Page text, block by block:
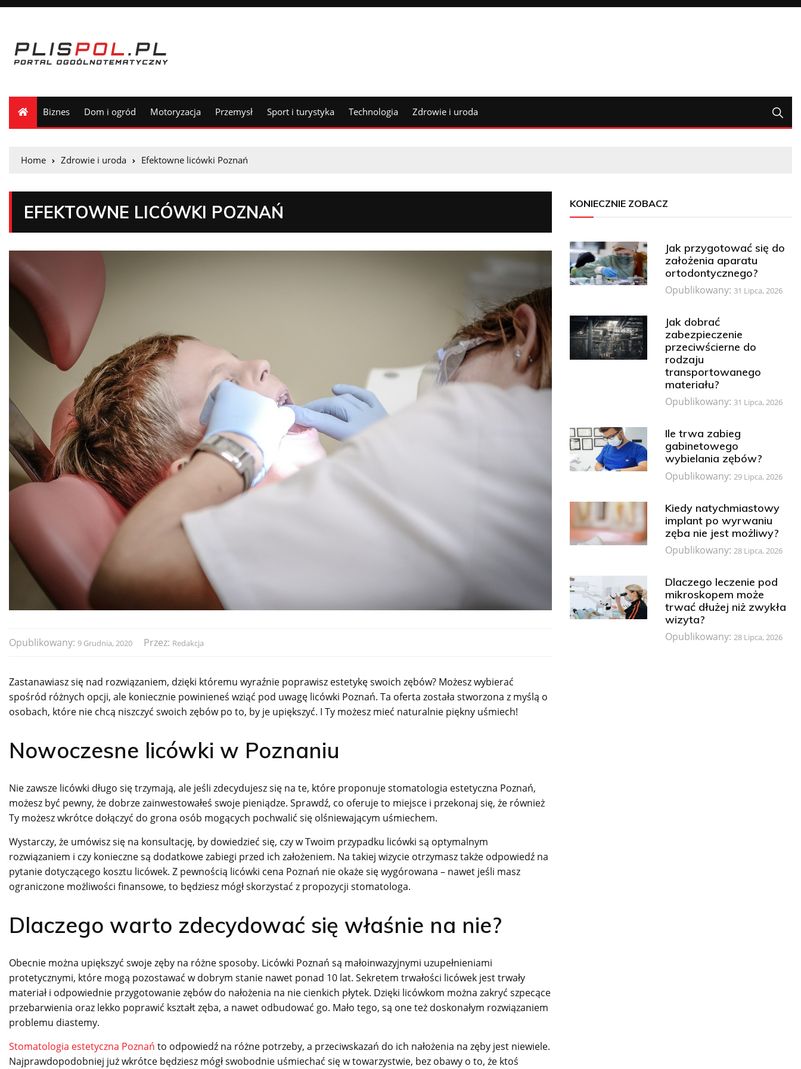
Biznes Dom i ogród Motoryzacja Przemysł Sport i turystyka Technologia Zdrowie i uroda
Home Zdrowie i uroda Efektowne licówki Poznań
EFEKTOWNE LICÓWKI POZNAŃ
Opublikowany: 9 Grudnia, 2020 Przez: Redakcja
Zastanawiasz się nad rozwiązaniem, dzięki któremu wyraźnie poprawisz estetykę swoich zębów? Możesz wybierać
spośród różnych opcji, ale koniecznie powinieneś wziąć pod uwagę licówki Poznań. Ta oferta została stworzona z myślą o
osobach, które nie chcą niszczyć swoich zębów po to, by je upiększyć. I Ty możesz mieć naturalnie piękny uśmiech!
Nowoczesne licówki w Poznaniu
Nie zawsze licówki długo się trzymają, ale jeśli zdecydujesz się na te, które proponuje stomatologia estetyczna Poznań,
możesz być pewny, że dobrze zainwestowałeś swoje pieniądze. Sprawdź, co oferuje to miejsce i przekonaj się, że również
Ty możesz wkrótce dołączyć do grona osób mogących pochwalić się olśniewającym uśmiechem.
Wystarczy, że umówisz się na konsultację, by dowiedzieć się, czy w Twoim przypadku licówki są optymalnym
rozwiązaniem i czy konieczne są dodatkowe zabiegi przed ich założeniem. Na takiej wizycie otrzymasz także odpowiedź na
pytanie dotyczącego kosztu licówek. Z pewnością licówki cena Poznań nie okaże się wygórowana – nawet jeśli masz
ograniczone możliwości finansowe, to będziesz mógł skorzystać z propozycji stomatologa.
Dlaczego warto zdecydować się właśnie na nie?
Obecnie można upiększyć swoje zęby na różne sposoby. Licówki Poznań są małoinwazyjnymi uzupełnieniami
protetycznymi, które mogą pozostawać w dobrym stanie nawet ponad 10 lat. Sekretem trwałości licówek jest trwały
materiał i odpowiednie przygotowanie zębów do nałożenia na nie cienkich płytek. Dzięki licówkom można zakryć szpecące
przebarwienia oraz lekko poprawić kształt zęba, a nawet odbudować go. Mało tego, są one też doskonałym rozwiązaniem
problemu diastemy.
Stomatologia estetyczna Poznań to odpowiedź na różne potrzeby, a przeciwskazań do ich nałożenia na zęby jest niewiele.
Najprawdopodobniej już wkrótce będziesz mógł swobodnie uśmiechać się w towarzystwie, bez obawy o to, że ktoś
KONIECZNIE ZOBACZ
Jak przygotować się do
założenia aparatu
ortodontycznego?
Opublikowany: 31 Lipca, 2026
Jak dobrać
zabezpieczenie
przeciwścierne do
rodzaju
transportowanego
materiału?
Opublikowany: 31 Lipca, 2026
Ile trwa zabieg
gabinetowego
wybielania zębów?
Opublikowany:29 Lipca, 2026
Kiedy natychmiastowy
implant po wyrwaniu
zęba nie jest możliwy?
Opublikowany:28 Lipca, 2026
Dlaczego leczenie pod
mikroskopem może
trwać dłużej niż zwykła
wizyta?
Opublikowany:28 Lipca, 2026